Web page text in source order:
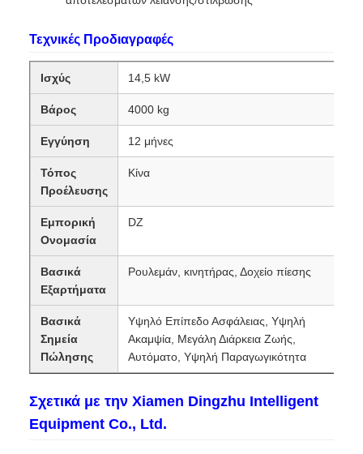
Τεχνικές Προδιαγραφές
Ισχύς 14,5 kW
Βάρος 4000 kg
Εγγύηση 12 μήνες
Τόπος
Προέλευσης
Κίνα
Εμπορική
Ονομασία
DZ
Βασικά
Εξαρτήματα
Ρουλεμάν, κινητήρας, Δοχείο πίεσης
Βασικά
Σημεία
Πώλησης
Υψηλό Επίπεδο Ασφάλειας, Υψηλή
Ακαμψία, Μεγάλη Διάρκεια Ζωής,
Αυτόματο, Υψηλή Παραγωγικότητα
Σχετικά με την Xiamen Dingzhu Intelligent
Equipment Co., Ltd.